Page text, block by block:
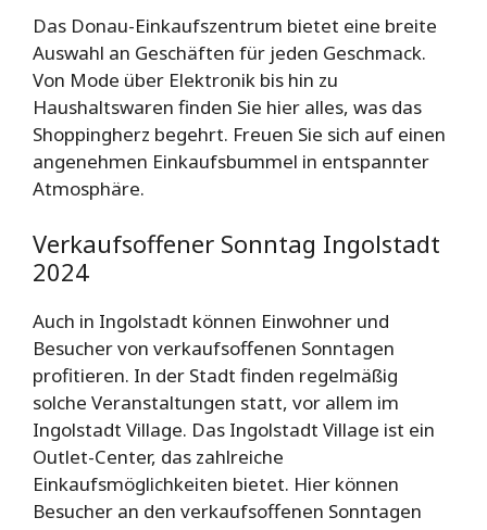
Das Donau-Einkaufszentrum bietet eine breite
Auswahl an Geschäften für jeden Geschmack.
Von Mode über Elektronik bis hin zu
Haushaltswaren finden Sie hier alles, was das
Shoppingherz begehrt. Freuen Sie sich auf einen
angenehmen Einkaufsbummel in entspannter
Atmosphäre.
Verkaufsoffener Sonntag Ingolstadt
2024
Auch in Ingolstadt können Einwohner und
Besucher von verkaufsoffenen Sonntagen
profitieren. In der Stadt finden regelmäßig
solche Veranstaltungen statt, vor allem im
Ingolstadt Village. Das Ingolstadt Village ist ein
Outlet-Center, das zahlreiche
Einkaufsmöglichkeiten bietet. Hier können
Besucher an den verkaufsoffenen Sonntagen